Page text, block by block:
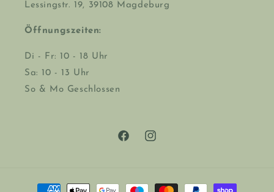
Lessingstr. 19, 39108 Magdeburg
Öffnungszeiten:
Di - Fr: 10 - 18 Uhr
Sa: 10 - 13 Uhr
So & Mo Geschlossen
FacebookInstagram
Zahlungsmethoden